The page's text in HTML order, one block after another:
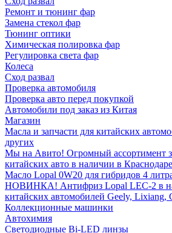
Ремонт и тюнинг фар
Замена стекол фар
Тюнинг оптики
Химическая полировка фар
Регулировка света фар
Колеса
Сход развал
Проверка автомобиля
Проверка авто перед покупкой
Автомобили под заказ из Китая
Магазин
Масла и запчасти для китайских
других
Мы на Авито! Огромный ассортимент
китайских авто в наличии в Краснодаре
Масло Lopal 0W20 для гибридов 4
НОВИНКА! Антифриз Lopal LEC-2 в
китайских автомобилей Geely, Lixiang,
Коллекционные машинки
Автохимия
Светодиодные Bi-LED линзы